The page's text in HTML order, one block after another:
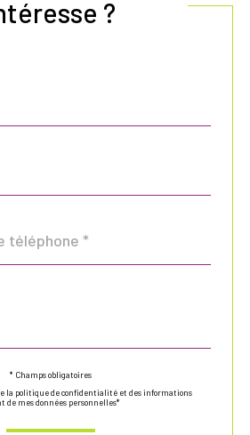
?
* Champs obligatoires
la politique de confidentialité et des informations
mes données personnelles*